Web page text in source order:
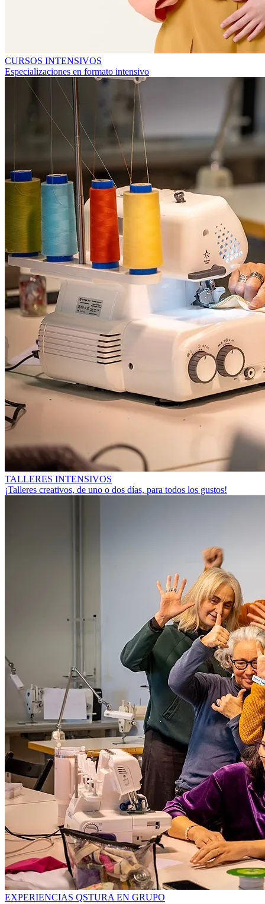
CURSOS INTENSIVOS
Especializaciones en formato intensivo
TALLERES INTENSIVOS
¡Talleres creativos, de uno o dos días, para todos los gustos!
EXPERIENCIAS QSTURA EN GRUPO